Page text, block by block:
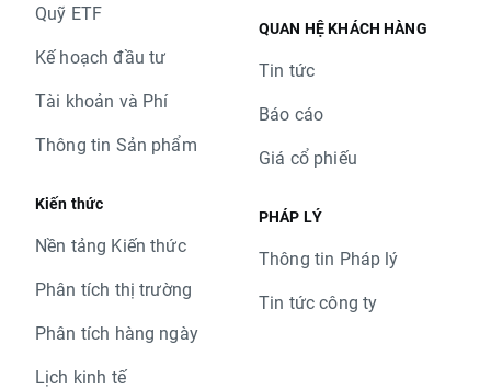
Quỹ ETF
Kế hoạch đầu tư
Tài khoản và Phí
Thông tin Sản phẩm
Kiến thức
Nền tảng Kiến thức
Phân tích thị trường
Phân tích hàng ngày
Lịch kinh tế
QUAN HỆ KHÁCH HÀNG
Tin tức
Báo cáo
Giá cổ phiếu
PHÁP LÝ
Thông tin Pháp lý
Tin tức công ty